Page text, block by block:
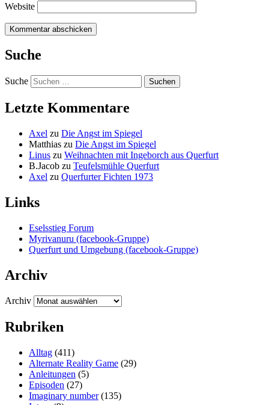
Website
Suche
Suche
Letzte Kommentare
Axel zu Die Angst im Spiegel
Matthias zu Die Angst im Spiegel
Linus zu Weihnachten mit Ingeborch aus Querfurt
B.Jacob zu Teufelsmühle Querfurt
Axel zu Querfurter Fichten 1973
Links
Eselsstieg Forum
Myrivanuru (facebook-Gruppe)
Querfurt und Umgebung (facebook-Gruppe)
Archiv
Archiv
Rubriken
Alltag (411)
Alternate Reality Game (29)
Anleitungen (5)
Episoden (27)
Imaginary number(135)